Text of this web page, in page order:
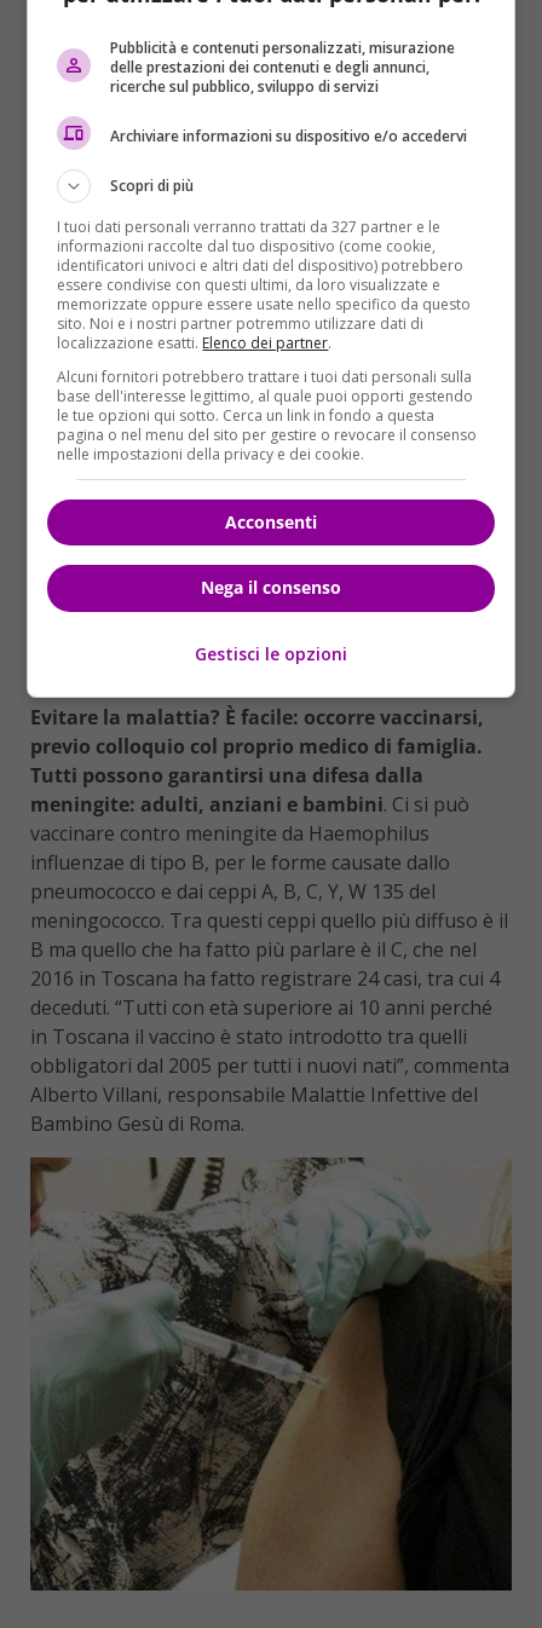
età più a rischio
di contrarre l’infiammazione
della membrana che riveste cervello e midollo
(meninge), sonobimbi piccoliegiovani under 25
per via delle maggiori situazioni di socializzazione
che favoriscono il contagio. Nel 10% dei casi la
ore.Solo il 50-60% di chi viene colpito guarisce
completamente, mentre il 30% sopravvive
riportando conseguenze gravi, come protesi
acustiche o degli arti, cicatrici invalidanti, problemi
alla vista.
L’incubazione della meningite dura 10 giorni: è in
questa finestra temporale che si può fare la
profilassi, ovvero una terapia antibioticaspecifica:
più è precoce, maggiori sono le probabilità che la
Evitare la malattia? È facile: occorre vaccinarsi,
previo colloquio col proprio medico di famiglia.
Tutti possono garantirsi una difesa dalla
meningite: adulti, anziani e bambini. Ci si può
vaccinare contro meningite da Haemophilus
influenzae di tipo B, per le forme causate dallo
pneumococco e dai ceppi A, B, C, Y, W 135 del
meningococco. Tra questi ceppi quello più diffuso è il
B ma quello che ha fatto più parlare è il C, che nel
2016 in Toscana ha fatto registrare 24 casi, tra cui 4
deceduti. “Tutti con età superiore ai 10 anni perché
in Toscana il vaccino è stato introdotto tra quelli
obbligatori dal 2005 per tutti i nuovi nati”, commenta
Alberto Villani, responsabile Malattie Infettive del
Bambino Gesù di Roma.
Pubblicità e contenuti personalizzati, misurazione
delle prestazioni dei contenuti e degli annunci,
ricerche sul pubblico, sviluppo di servizi
Archiviare informazioni su dispositivo e/o accedervi
Scopri di più
I tuoi dati personali verranno trattati da 327 partner e le
informazioni raccolte dal tuo dispositivo (come cookie,
identificatori univoci e altri dati del dispositivo) potrebbero
essere condivise con questi ultimi, da loro visualizzate e
memorizzate oppure essere usate nello specifico da questo
sito. Noi e i nostri partner potremmo utilizzare dati di
localizzazione esatti. Elenco dei partner.
Alcuni fornitori potrebbero trattare i tuoi dati personali sulla
base dell'interesse legittimo, al quale puoi opporti gestendo
le tue opzioni qui sotto. Cerca un link in fondo a questa
pagina o nel menu del sito per gestire o revocare il consenso
nelle impostazioni della privacy e dei cookie.
Acconsenti
Nega il consenso
Gestisci le opzioni